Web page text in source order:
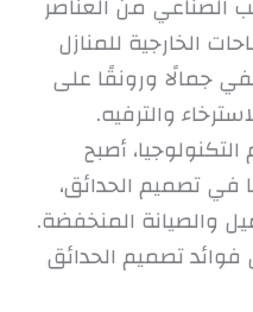
الخارجية للمنازل
جمالًا ورونقًا على
والترفيه.
أصبح
في تصميم الحدائق،
والصيانة المنخفضة.
تصميم الحدائق